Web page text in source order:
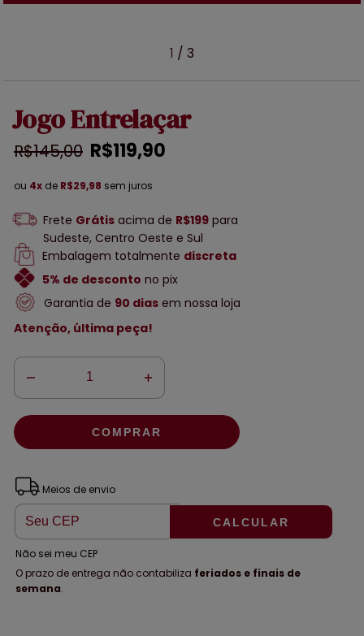
1 / 3
Jogo Entrelaçar
R$145,00 R$119,90
ou 4x de R$29,98 sem juros
Frete Grátis acima de R$199 para
Sudeste, Centro Oeste e Sul
Embalagem totalmente discreta
5% de desconto no pix
Garantia de 90 dias em nossa loja
Atenção, última peça!
Entregas para o CEP:
Meios de envio
CALCULAR
Não sei meu CEP
O prazo de entrega não contabiliza feriados e finais de
semana.